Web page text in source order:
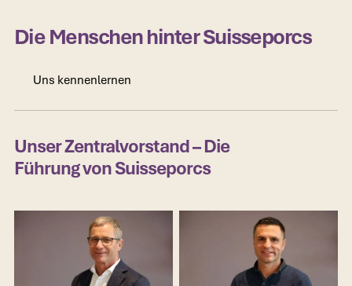
Die Menschen hinter Suisseporcs
Uns kennenlernen
Unser Zentralvorstand – Die
Führung von Suisseporcs